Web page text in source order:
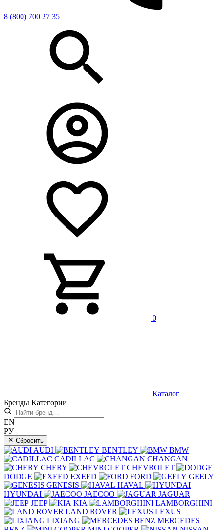
8 (800) 700 27 35
0
Каталог
Бренды Категории
EN
РУ
Сбросить
AUDI BENTLEY
BMW
CADILLAC
CHANGAN
CHERY
CHEVROLET
DODGE
EXEED FORD
GEELY
GENESIS
HAVAL
HYUNDAI
JAECOO
JAGUAR
JEEP
KIA
LAMBORGHINI
LAND ROVER
LEXUS
LIXIANG
MERCEDES